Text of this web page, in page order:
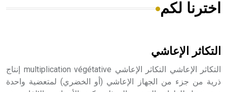
هل تعلم أن الأبسيد كلمة فرنسية اللفظ تم اعتمادها مصطلحاً
اخترنا لكم
التكاثر الإعاشي
التكاثر الإعاشي التكاثر الإعاشي multiplication végétative إنتاج
ذرية من جزء من الجهاز الإعاشي (أو الخضري) لمتعضية واحدة